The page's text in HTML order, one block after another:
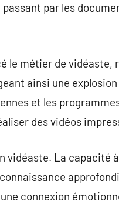
par les
métier de vidéaste,
ainsi une
et les
des vidéos
vidéaste. La capacité
connexion